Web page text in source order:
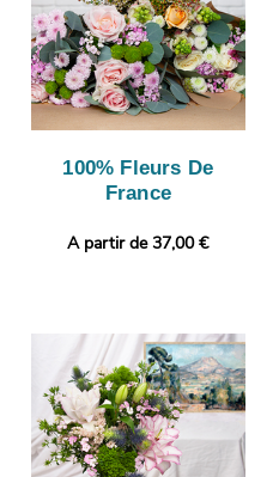
100% Fleurs De
France
A partir de 37,00 €